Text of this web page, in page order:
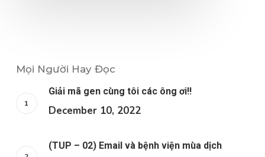
Mọi Người Hay Đọc
Giải mã gen cùng tôi các ông ơi!!
December 10, 2022
(TUP – 02) Email và bệnh viện mùa dịch